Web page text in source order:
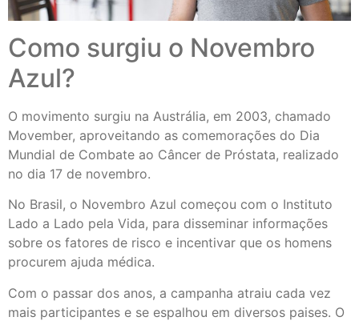
Como surgiu o Novembro
Azul?
O movimento surgiu na Austrália, em 2003, chamado
Movember, aproveitando as comemorações do Dia
Mundial de Combate ao Câncer de Próstata, realizado
no dia 17 de novembro.
No Brasil, o Novembro Azul começou com o Instituto
Lado a Lado pela Vida, para disseminar informações
sobre os fatores de risco e incentivar que os homens
procurem ajuda médica.
Com o passar dos anos, a campanha atraiu cada vez
mais participantes e se espalhou em diversos paises. O